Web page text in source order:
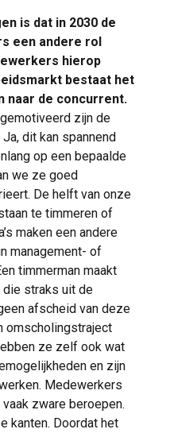
is dat in 2030 de
een andere rol
hierop
bestaat het
naar de concurrent.
zijn de
dit kan spannend
op een bepaalde
we ze goed
De helft van onze
te timmeren of
maken een andere
management- of
timmerman maakt
straks uit de
afscheid van deze
omscholingstraject
ze zelf ook wat
en zijn
Medewerkers
zware beroepen.
kanten. Doordat het